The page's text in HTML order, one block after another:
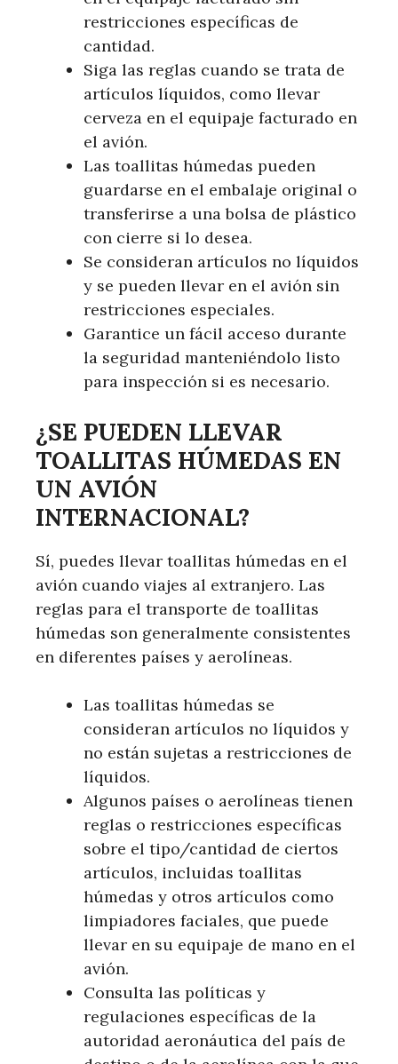
restricciones específicas de
cantidad.
Siga las reglas cuando se trata de
artículos líquidos, como llevar
cerveza en el equipaje facturado en
el avión.
Las toallitas húmedas pueden
guardarse en el embalaje original o
transferirse a una bolsa de plástico
con cierre si lo desea.
Se consideran artículos no líquidos
y se pueden llevar en el avión sin
restricciones especiales.
Garantice un fácil acceso durante
la seguridad manteniéndolo listo
para inspección si es necesario.
¿SE PUEDEN LLEVAR
TOALLITAS HÚMEDAS EN
UN AVIÓN
INTERNACIONAL?
Sí, puedes llevar toallitas húmedas en el
avión cuando viajes al extranjero. Las
reglas para el transporte de toallitas
húmedas son generalmente consistentes
en diferentes países y aerolíneas.
Las toallitas húmedas se
consideran artículos no líquidos y
no están sujetas a restricciones de
líquidos.
Algunos países o aerolíneas tienen
reglas o restricciones específicas
sobre el tipo/cantidad de ciertos
artículos, incluidas toallitas
húmedas y otros artículos como
limpiadores faciales, que puede
llevar en su equipaje de mano en el
avión.
Consulta las políticas y
regulaciones específicas de la
autoridad aeronáutica del país de